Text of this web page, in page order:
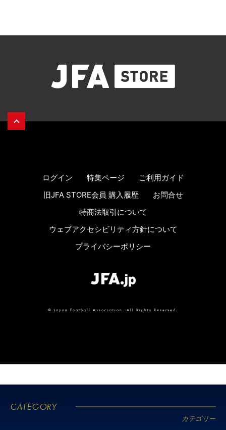
CATEGORY
カテゴリー
JFA
|
サ
カ
会
オ
ン
ログイン 特集ページ
ご利用ガイド
旧JFA STORE会員 購入履歴
お問合せ
特商法取引について
ウェブアクセシビリティ方針について
プライバシーポリシー
© Japan Football Association. All Rights Reserved.